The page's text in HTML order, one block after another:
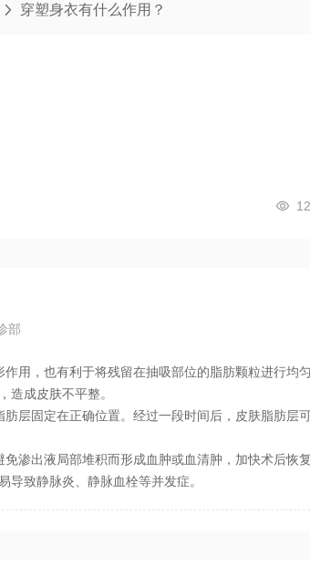
 穿塑身衣有什么作用？

部
用，也有利于将残留在抽吸部位的脂肪颗粒进行均
造成皮肤不平整。
层固定在正确位置。经过一段时间后，皮肤脂肪层
渗出液局部堆积而形成血肿或血清肿，加快术后恢
导致静脉炎、静脉血栓等并发症。